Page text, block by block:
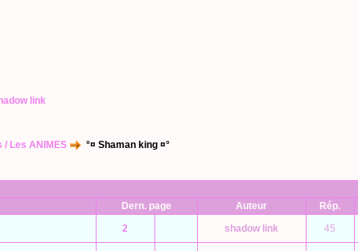
link
/ Les ANIMES °¤ Shaman king ¤°
Dern. page Auteur Rép.
2 shadow link 45